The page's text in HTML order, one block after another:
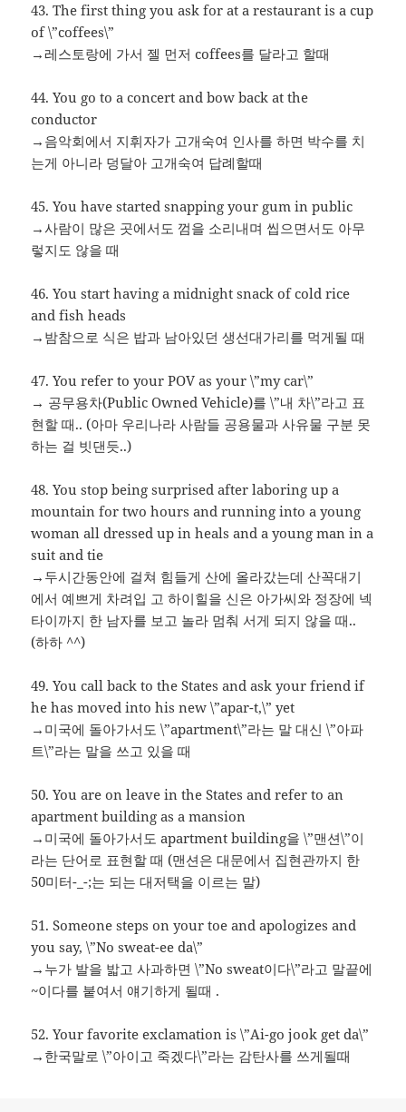
43. The first thing you ask for at a restaurant is a cup
of \”coffees\”
→레스토랑에 가서 젤 먼저 coffees를 달라고 할때
44. You go to a concert and bow back at the
conductor
→음악회에서 지휘자가 고개숙여 인사를 하면 박수를 치
는게 아니라 덩달아 고개숙여 답례할때
45. You have started snapping your gum in public
→사람이 많은 곳에서도 껌을 소리내며 씹으면서도 아무
렇지도 않을 때
46. You start having a midnight snack of cold rice
and fish heads
→밤참으로 식은 밥과 남아있던 생선대가리를 먹게될 때
47. You refer to your POV as your \”my car\”
→ 공무용차(Public Owned Vehicle)를 \”내 차\”라고 표
현할 때.. (아마 우리나라 사람들 공용물과 사유물 구분 못
하는 걸 빗댄듯..)
48. You stop being surprised after laboring up a
mountain for two hours and running into a young
woman all dressed up in heals and a young man in a
suit and tie
→두시간동안에 걸쳐 힘들게 산에 올라갔는데 산꼭대기
에서 예쁘게 차려입 고 하이힐을 신은 아가씨와 정장에 넥
타이까지 한 남자를 보고 놀라 멈춰 서게 되지 않을 때..
(하하 ^^)
49. You call back to the States and ask your friend if
he has moved into his new \”apar-t,\” yet
→미국에 돌아가서도 \”apartment\”라는 말 대신 \”아파
트\”라는 말을 쓰고 있을 때
50. You are on leave in the States and refer to an
apartment building as a mansion
→미국에 돌아가서도 apartment building을 \”맨션\”이
라는 단어로 표현할 때 (맨션은 대문에서 집현관까지 한
50미터-_-;는 되는 대저택을 이르는 말)
51. Someone steps on your toe and apologizes and
you say, \”No sweat-ee da\”
→누가 발을 밟고 사과하면 \”No sweat이다\”라고 말끝에
~이다를 붙여서 얘기하게 될때 .
52. Your favorite exclamation is \”Ai-go jook get da\”
→한국말로 \”아이고 죽겠다\”라는 감탄사를 쓰게될때